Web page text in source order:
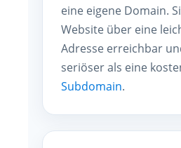
eine eigene Domain.
Website über eine
Adresse erreichbar
seriöser als eine
Subdomain.